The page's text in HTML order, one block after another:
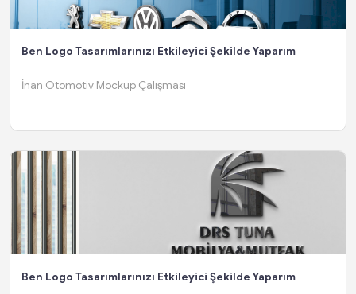
Ben Logo Tasarımlarınızı Etkileyici Şekilde Yaparım
İnan Otomotiv Mockup Çalışması
Ben Logo Tasarımlarınızı Etkileyici Şekilde Yaparım